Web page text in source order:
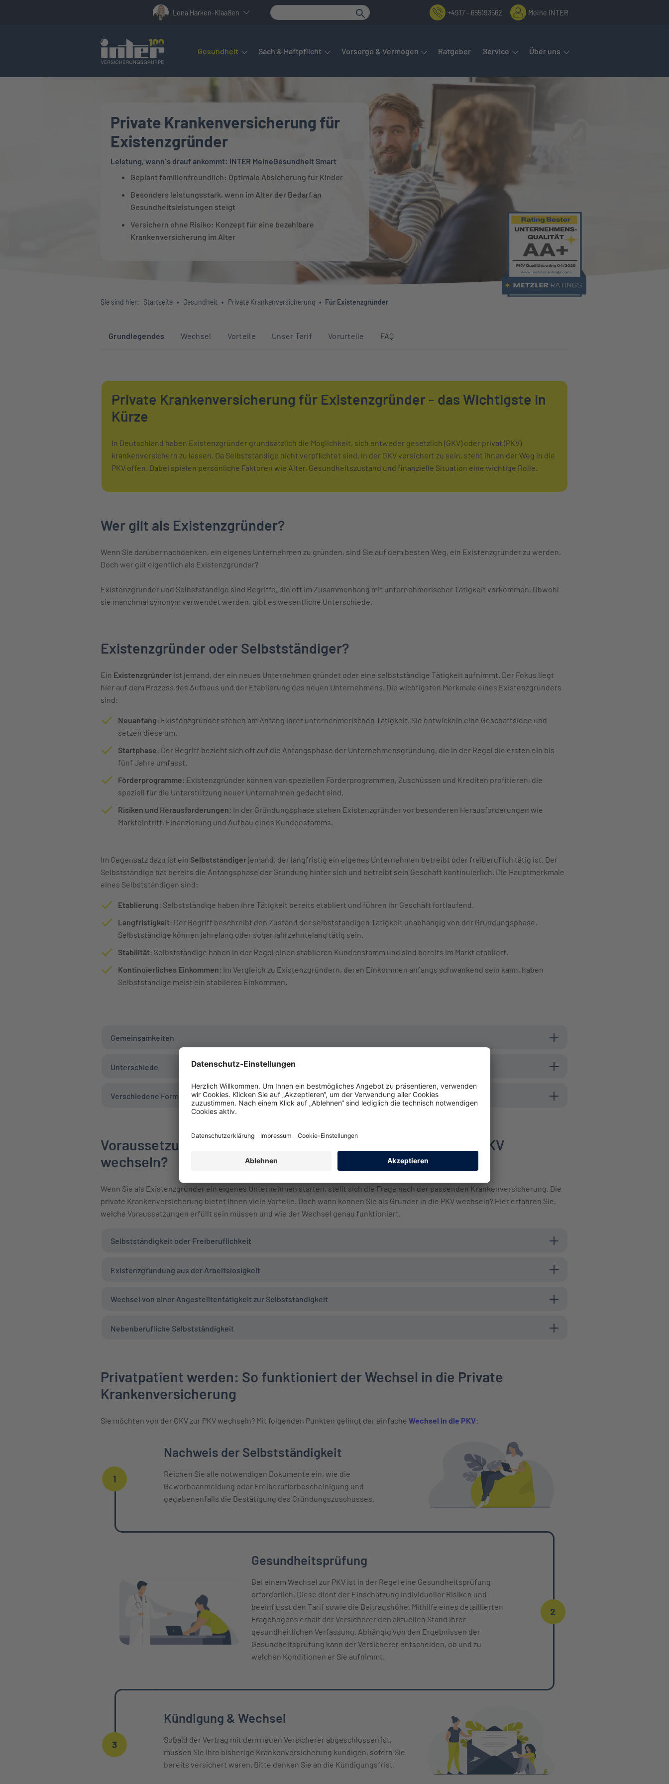
Lena Harken-Klaaßen +4917 - 655193562 Meine INTER
Hier befindet sich das Hauptmenü. Dieses lässt sich per Tab steuern. Untermenüs öffnet man mit der Leertaste oder Pfeil nach unten.
Gesundheit Sach & Haftpflicht Vorsorge & Vermögen Ratgeber Service Über uns
Private Krankenversicherung für
Existenzgründer
Leistung, wenn´s drauf ankommt: INTER MeineGesundheit Smart
Geplant familienfreundlich: Optimale Absicherung für Kinder
Besonders leistungsstark, wenn im Alter der Bedarf an
Gesundheitsleistungen steigt
Versichern ohne Risiko: Konzept für eine bezahlbare
Krankenversicherung im Alter
Sie sind hier: Startseite Gesundheit Private Krankenversicherung Für Existenzgründer
Sprunglinks zu den Abschnitten auf dieser Seite
Grundlegendes Wechsel Vorteile Unser Tarif Vorurteile FAQ
Private Krankenversicherung für Existenzgründer - das Wichtigste in
Kürze
In Deutschland haben Existenzgründer grundsätzlich die Möglichkeit, sich entweder gesetzlich (GKV) oder privat (PKV)
krankenversichern zu lassen. Da Selbstständige nicht verpflichtet sind, in der GKV versichert zu sein, steht ihnen der Weg in die
PKV offen. Dabei spielen persönliche Faktoren wie Alter, Gesundheitszustand und finanzielle Situation eine wichtige Rolle.
Wer gilt als Existenzgründer?
Wenn Sie darüber nachdenken, ein eigenes Unternehmen zu gründen, sind Sie auf dem besten Weg, ein Existenzgründer zu werden.
Doch wer gilt eigentlich als Existenzgründer?
Existenzgründer und Selbstständige sind Begriffe, die oft im Zusammenhang mit unternehmerischer Tätigkeit vorkommen. Obwohl
sie manchmal synonym verwendet werden, gibt es wesentliche Unterschiede.
Existenzgründer oder Selbstständiger?
Ein Existenzgründer ist jemand, der ein neues Unternehmen gründet oder eine selbstständige Tätigkeit aufnimmt. Der Fokus liegt
hier auf dem Prozess des Aufbaus und der Etablierung des neuen Unternehmens. Die wichtigsten Merkmale eines Existenzgründers
sind:
Neuanfang: Existenzgründer stehen am Anfang ihrer unternehmerischen Tätigkeit. Sie entwickeln eine Geschäftsidee und
setzen diese um.
Startphase: Der Begriff bezieht sich oft auf die Anfangsphase der Unternehmensgründung, die in der Regel die ersten ein bis
fünf Jahre umfasst.
Förderprogramme: Existenzgründer können von speziellen Förderprogrammen, Zuschüssen und Krediten profitieren, die
speziell für die Unterstützung neuer Unternehmen gedacht sind.
Risiken und Herausforderungen: In der Gründungsphase stehen Existenzgründer vor besonderen Herausforderungen wie
Markteintritt, Finanzierung und Aufbau eines Kundenstamms.
Im Gegensatz dazu ist ein Selbstständiger jemand, der langfristig ein eigenes Unternehmen betreibt oder freiberuflich tätig ist. Der
Selbstständige hat bereits die Anfangsphase der Gründung hinter sich und betreibt sein Geschäft kontinuierlich. Die Hauptmerkmale
eines Selbstständigen sind:
Etablierung: Selbstständige haben ihre Tätigkeit bereits etabliert und führen ihr Geschäft fortlaufend.
Langfristigkeit: Der Begriff beschreibt den Zustand der selbstständigen Tätigkeit unabhängig von der Gründungsphase.
Selbstständige können jahrelang oder sogar jahrzehntelang tätig sein.
Stabilität: Selbstständige haben in der Regel einen stabileren Kundenstamm und sind bereits im Markt etabliert.
Kontinuierliches Einkommen: Im Vergleich zu Existenzgründern, deren Einkommen anfangs schwankend sein kann, haben
Selbstständige meist ein stabileres Einkommen.
Gemeinsamkeiten
Unterschiede
Verschiedene Formen der Existenzgründung
Voraussetzungen: Wann kann ich als Existenzgründer in die PKV
wechseln?
Wenn Sie als Existenzgründer ein eigenes Unternehmen starten, stellt sich die Frage nach der passenden Krankenversicherung. Die
private Krankenversicherung bietet Ihnen viele Vorteile. Doch wann können Sie als Gründer in die PKV wechseln? Hier erfahren Sie,
welche Voraussetzungen erfüllt sein müssen und wie der Wechsel genau funktioniert.
Selbstständigkeit oder Freiberuflichkeit
Existenzgründung aus der Arbeitslosigkeit
Wechsel von einer Angestelltentätigkeit zur Selbstständigkeit
Nebenberufliche Selbstständigkeit
Privatpatient werden: So funktioniert der Wechsel in die Private
Krankenversicherung
Sie möchten von der GKV zur PKV wechseln? Mit folgenden Punkten gelingt der einfache Wechsel in die PKV:
1
Nachweis der Selbstständigkeit
Reichen Sie alle notwendigen Dokumente ein, wie die
Gewerbeanmeldung oder Freiberuflerbescheinigung und
gegebenenfalls die Bestätigung des Gründungszuschusses.
Gesundheitsprüfung
Bei einem Wechsel zur PKV ist in der Regel eine Gesundheitsprüfung
erforderlich. Diese dient der Einschätzung individueller Risiken und
beeinflusst den Tarif sowie die Beitragshöhe. Mithilfe eines detaillierten
Fragebogens erhält der Versicherer den aktuellen Stand Ihrer
gesundheitlichen Verfassung. Abhängig von den Ergebnissen der
Gesundheitsprüfung kann der Versicherer entscheiden, ob und zu
welchen Konditionen er Sie aufnimmt.
2
3
Kündigung & Wechsel
Sobald der Vertrag mit dem neuen Versicherer abgeschlossen ist,
müssen Sie Ihre bisherige Krankenversicherung kündigen, sofern Sie
bereits versichert waren. Bitte denken Sie an die Kündigungsfrist.